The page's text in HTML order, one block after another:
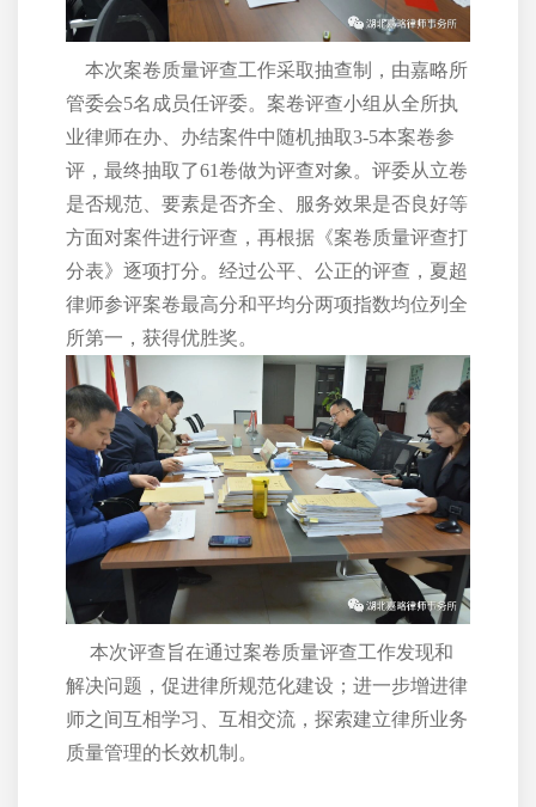
本次案卷质量评查工作采取抽查制，由嘉略所
管委会5名成员任评委。案卷评查小组从全所执
业律师在办、办结案件中随机抽取3-5本案卷参
评，最终抽取了61卷做为评查对象。评委从立卷
是否规范、要素是否齐全、服务效果是否良好等
方面对案件进行评查，再根据《案卷质量评查打
分表》逐项打分。经过公平、公正的评查，夏超
律师参评案卷最高分和平均分两项指数均位列全
所第一，获得优胜奖。
本次评查旨在通过案卷质量评查工作发现和
解决问题，促进律所规范化建设；进一步增进律
师之间互相学习、互相交流，探索建立律所业务
质量管理的长效机制。